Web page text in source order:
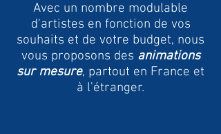
Avec un nombre modulable
d'artistes en fonction de vos
souhaits et de votre budget, nous
vous proposons des animations
sur mesure, partout en France et
à l'étranger.